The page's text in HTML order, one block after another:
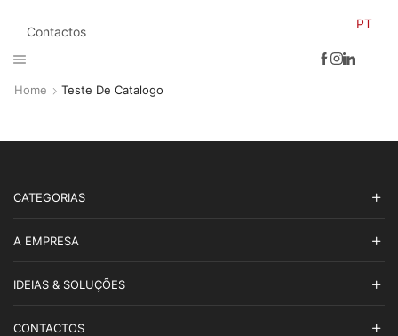
Contactos
PT
Home Teste De Catalogo
CATEGORIAS
A EMPRESA
IDEIAS & SOLUÇÕES
CONTACTOS